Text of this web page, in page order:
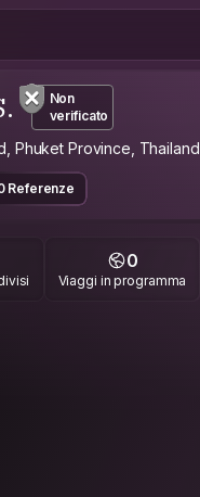
Non
verificato
Phuket Province, Thailand
Referenze
0
Viaggi in programma